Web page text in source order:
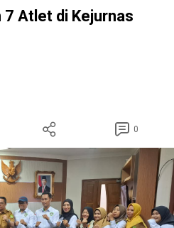
Atlet di Kejurnas
0